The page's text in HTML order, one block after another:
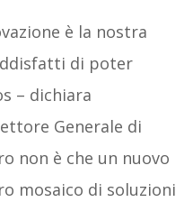
è la nostra
di poter
– dichiara
Generale di
non è che un nuovo
mosaico di soluzioni